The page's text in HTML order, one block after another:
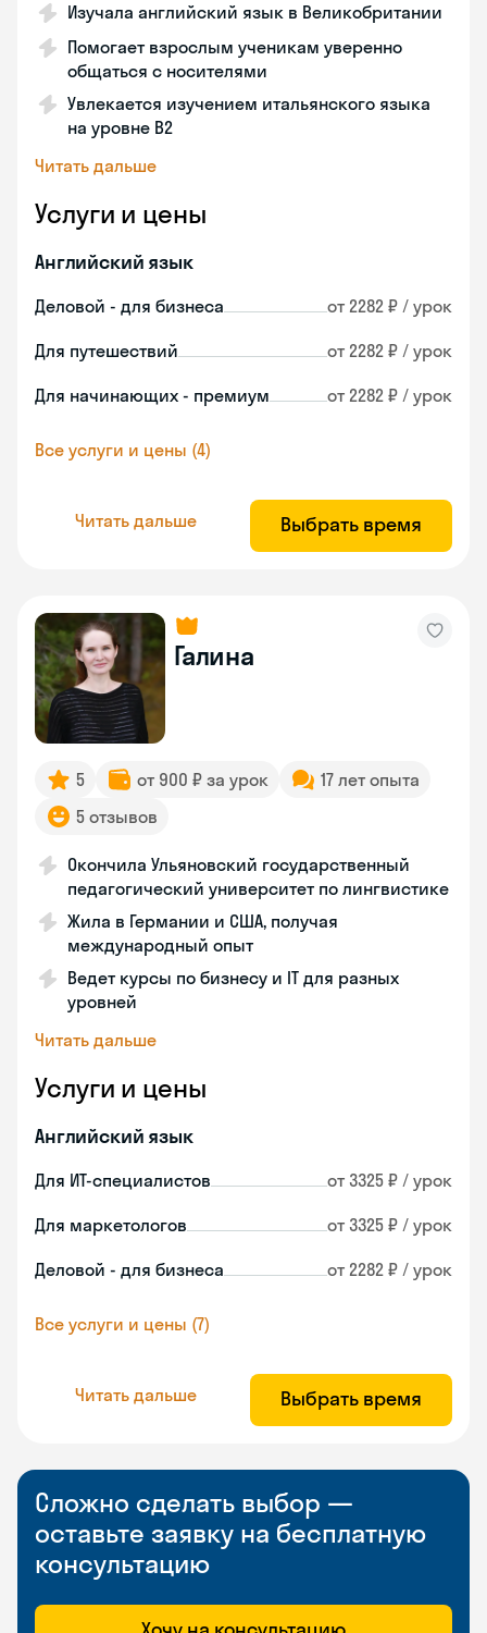
Изучала английский язык в Великобритании
Помогает взрослым ученикам уверенно
общаться с носителями
Увлекается изучением итальянского языка
на уровне В2
Читать дальше
Услуги и цены
Английский язык
Деловой - для бизнеса от 2282 ₽ / урок
Для путешествий от 2282 ₽ / урок
Для начинающих - премиум от 2282 ₽ / урок
Все услуги и цены (4)
Читать дальше Выбрать время
Галина
5 от 900 ₽ за урок
17 лет опыта
5 отзывов
Окончила Ульяновский государственный
педагогический университет по лингвистике
Жила в Германии и США, получая
международный опыт
Ведет курсы по бизнесу и IT для разных
уровней
Читать дальше
Услуги и цены
Английский язык
Для ИТ-специалистов от 3325 ₽ / урок
Для маркетологов от 3325 ₽ / урок
Деловой - для бизнеса от 2282 ₽ / урок
Все услуги и цены (7)
Читать дальше Выбрать время
Сложно сделать выбор —
оставьте заявку на бесплатную
консультацию